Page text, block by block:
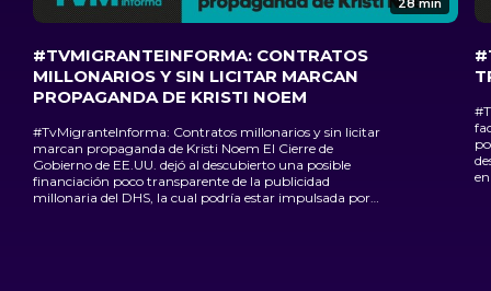
28 min
#TVMIGRANTEINFORMA: CONTRATOS
MILLONARIOS Y SIN LICITAR MARCAN
PROPAGANDA DE KRISTI NOEM
#TvMigranteInforma: Contratos millonarios y sin licitar
marcan propaganda de Kristi Noem El Cierre de
Gobierno de EE.UU. dejó al descubierto una posible
financiación poco transparente de la publicidad
millonaria del DHS, la cual podría estar impulsada por